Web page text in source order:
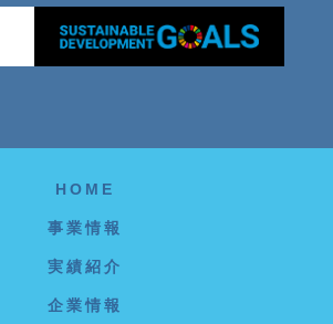
HOME
事業情報
実績紹介
企業情報